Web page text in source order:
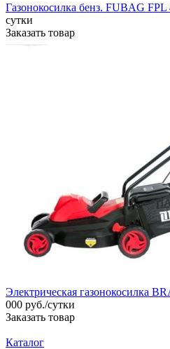
Газонокосилка бенз. FUBAG FPL
сутки
Заказать товар
Электрическая газонокосилка
000 руб./сутки
Заказать товар
Каталог